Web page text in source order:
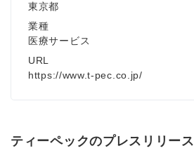
東京都
業種
医療サービス
URL
https://www.t-pec.co.jp/
ティーペックのプレスリリース